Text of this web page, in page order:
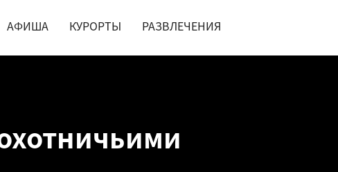
АФИША КУРОРТЫ РАЗВЛЕЧЕНИЯ